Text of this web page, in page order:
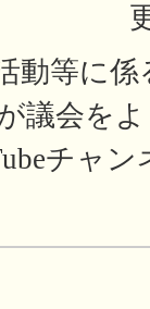
動等に
議会を
チャ